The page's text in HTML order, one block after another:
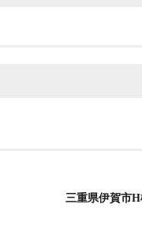
三重県伊賀市H